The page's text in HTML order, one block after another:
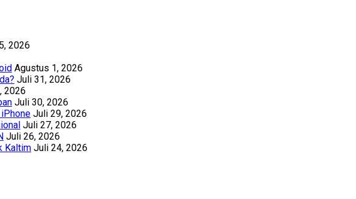
2026
Agustus 1, 2026
Juli 31, 2026
2026
Juli 30, 2026
Juli 29, 2026
Juli 27, 2026
Juli 26, 2026
Kaltim Juli 24, 2026